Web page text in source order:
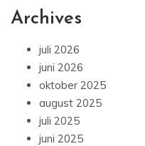
Archives
juli 2026
juni 2026
oktober 2025
august 2025
juli 2025
juni 2025